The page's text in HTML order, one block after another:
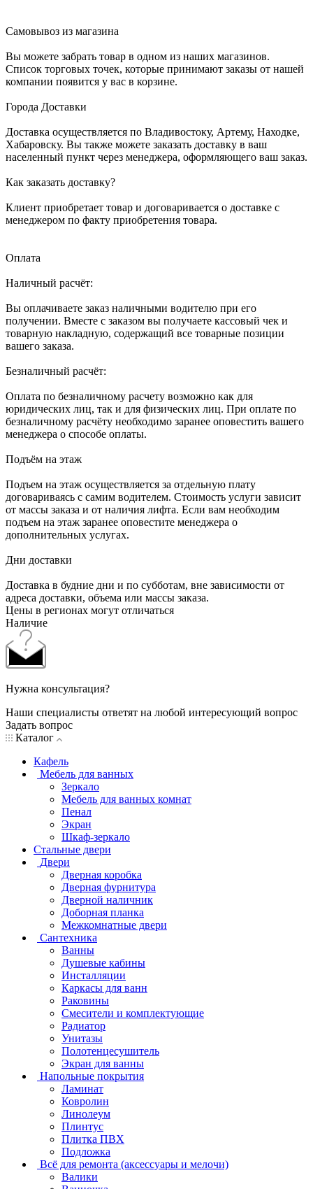
Самовывоз из магазина
Вы можете забрать товар в одном из наших магазинов.
Список торговых точек, которые принимают заказы от нашей
компании появится у вас в корзине.
Города Доставки
Доставка осуществляется по Владивостоку, Артему, Находке,
Хабаровску. Вы также можете заказать доставку в ваш
населенный пункт через менеджера, оформляющего ваш заказ.
Как заказать доставку?
Клиент приобретает товар и договаривается о доставке с
менеджером по факту приобретения товара.
Оплата
Наличный расчёт:
Вы оплачиваете заказ наличными водителю при его
получении. Вместе с заказом вы получаете кассовый чек и
товарную накладную, содержащий все товарные позиции
вашего заказа.
Безналичный расчёт:
Оплата по безналичному расчету возможно как для
юридических лиц, так и для физических лиц. При оплате по
безналичному расчёту необходимо заранее оповестить вашего
менеджера о способе оплаты.
Подъём на этаж
Подъем на этаж осуществляется за отдельную плату
договариваясь с самим водителем. Стоимость услуги зависит
от массы заказа и от наличия лифта. Если вам необходим
подъем на этаж заранее оповестите менеджера о
дополнительных услугах.
Дни доставки
Доставка в будние дни и по субботам, вне зависимости от
адреса доставки, объема или массы заказа.
Цены в регионах могут отличаться
Наличие
Нужна консультация?
Наши специалисты ответят на любой интересующий вопрос
Задать вопрос
Каталог
Кафель
Мебель для ванных
Зеркало
Мебель для ванных комнат
Пенал
Экран
Шкаф-зеркало
Стальные двери
Двери
Дверная коробка
Дверная фурнитура
Дверной наличник
Доборная планка
Межкомнатные двери
Сантехника
Ванны
Душевые кабины
Инсталляции
Каркасы для ванн
Раковины
Смесители и комплектующие
Радиатор
Унитазы
Полотенцесушитель
Экран для ванны
Напольные покрытия
Ламинат
Ковролин
Линолеум
Плинтус
Плитка ПВХ
Подложка
Всё для ремонта (аксессуары и мелочи)
Валики